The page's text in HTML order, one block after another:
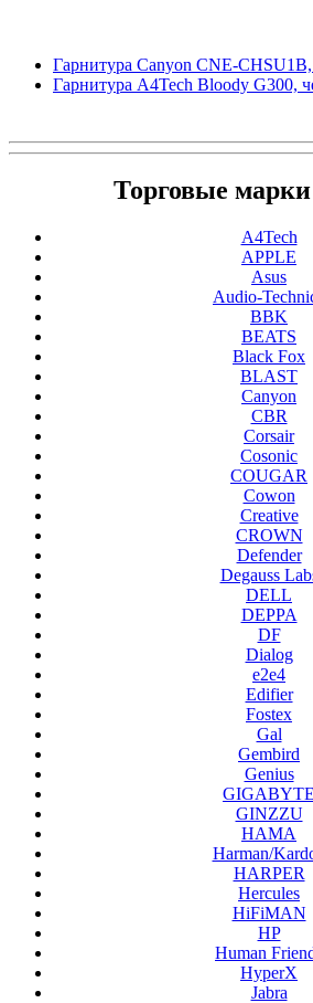
Гарнитура Canyon CNE-
Гарнитура A4Tech Bloody G300,
Торговые марки
A4Tech
APPLE
Asus
Audio-
BBK
BEATS
Black Fox
BLAST
Canyon
CBR
Corsair
Cosonic
COUGAR
Cowon
Creative
CROWN
Defender
Degauss
DELL
DEPPA
DF
Dialog
e2e4
Edifier
Fostex
Gal
Gembird
Genius
GIGABYTE
GINZZU
HAMA
Harman/
HARPER
Hercules
HiFiMAN
HP
Human
HyperX
Jabra